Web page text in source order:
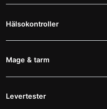
Hälsokontroller
Mage & tarm
Levertester